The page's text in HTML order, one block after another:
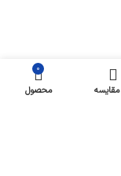
مقایسه
۰
محصول